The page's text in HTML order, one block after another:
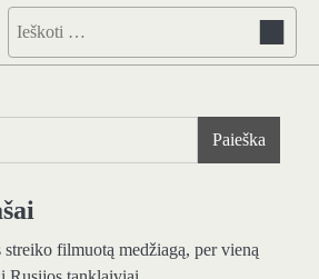
Ieškoti:
Paieška
filmuotą medžiagą, per vieną